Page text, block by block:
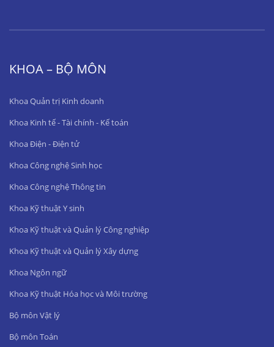
KHOA – BỘ MÔN
Khoa Quản trị Kinh doanh
Khoa Kinh tế - Tài chính - Kế toán
Khoa Điện - Điện tử
Khoa Công nghệ Sinh học
Khoa Công nghệ Thông tin
Khoa Kỹ thuật Y sinh
Khoa Kỹ thuật và Quản lý Công nghiệp
Khoa Kỹ thuật và Quản lý Xây dựng
Khoa Ngôn ngữ
Khoa Kỹ thuật Hóa học và Môi trường
Bộ môn Vật lý
Bộ môn Toán